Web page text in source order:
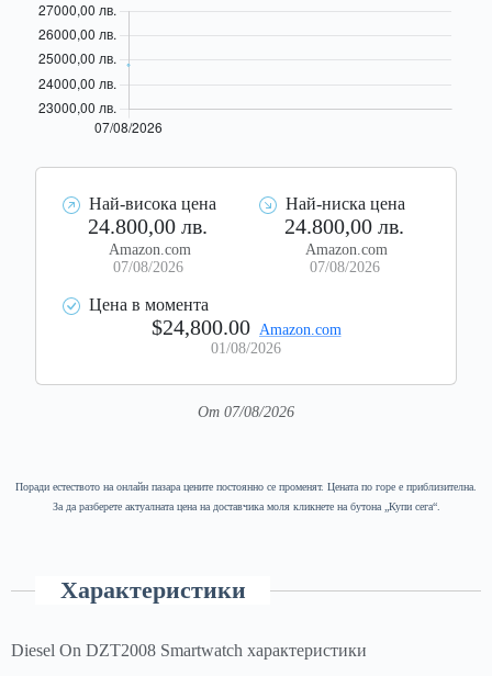
Най-висока цена
24.800,00 лв.
Amazon.com
07/08/2026
Най-ниска цена
24.800,00 лв.
Amazon.com
07/08/2026
Цена в момента
$24,800.00
Amazon.com
01/08/2026
От 07/08/2026
Поради естеството на онлайн пазара цените постоянно се променят. Цената по горе е приблизителна.
За да разберете актуалната цена на доставчика моля кликнете на бутона „Купи сега“.
Характеристики
Diesel On DZT2008 Smartwatch характеристики